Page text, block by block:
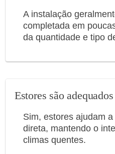
A instalação
completada em
da quantidade e tipo
Estores são
Sim, estores ajudam
direta, mantendo o
climas quentes.